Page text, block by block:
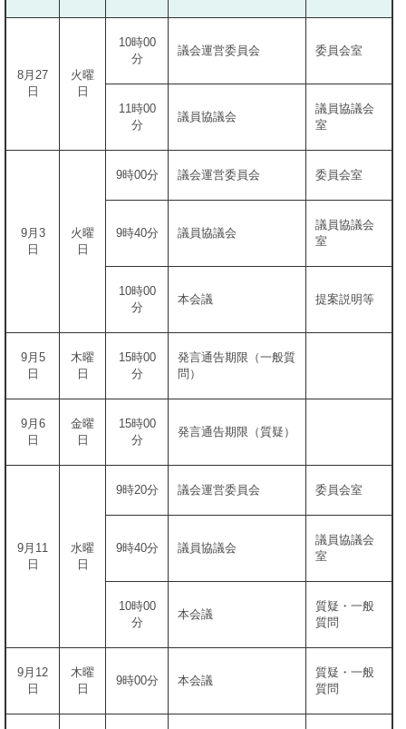
8月27
日
火曜
日
10時00
分
議会運営委員会 委員会室
11時00
分
議員協議会
議員協議会
室
9月3
日
火曜
日
9時00分 議会運営委員会 委員会室
9時40分 議員協議会
議員協議会
室
10時00
分
本会議 提案説明等
9月5
日
木曜
日
15時00
分
発言通告期限（一般質
問）
9月6
日
金曜
日
15時00
分
発言通告期限（質疑）
9月11
日
水曜
日
9時20分 議会運営委員会 委員会室
9時40分 議員協議会
議員協議会
室
10時00
分
本会議
質疑・一般
質問
9月12
日
木曜
日
9時00分 本会議
質疑・一般
質問